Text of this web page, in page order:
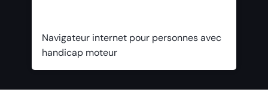
Navigateur internet pour personnes avec
handicap moteur